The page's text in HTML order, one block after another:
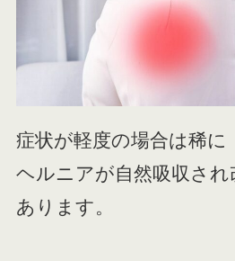
症状が軽度の場合は稀に
ヘルニアが自然吸収され
あります。